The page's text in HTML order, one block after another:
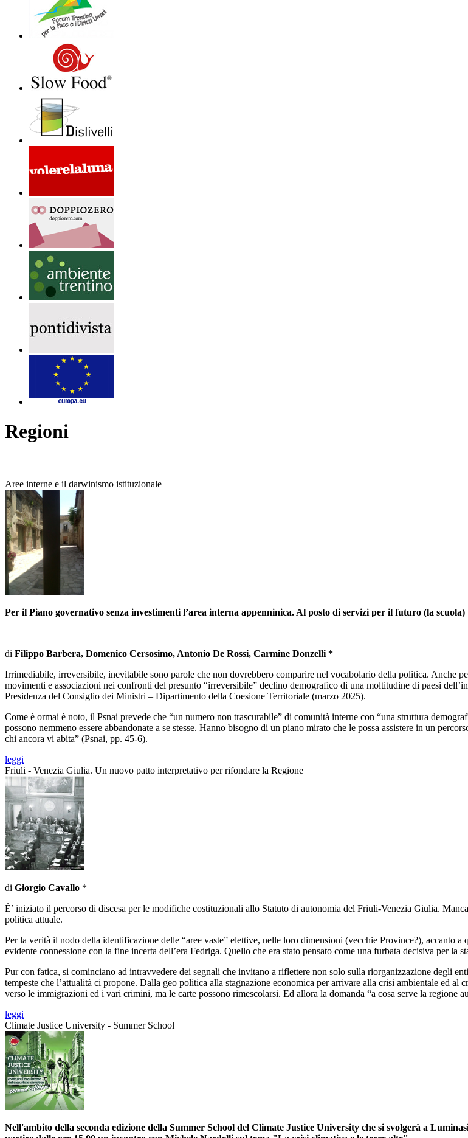
Regioni
Aree interne e il darwinismo istituzionale
Per il Piano governativo senza investimenti l’area interna appenninica. Al posto di servizi per il futuro (la
di Filippo Barbera, Domenico Cersosimo, Antonio De Rossi, Carmine Donzelli *
Irrimediabile, irreversibile, inevitabile sono parole che non dovrebbero comparire nel vocabolario della politica. Anche
movimenti e associazioni nei confronti del presunto “irreversibile” declino demografico di una moltitudine di paesi
Presidenza del Consiglio dei Ministri – Dipartimento della Coesione Territoriale (marzo 2025).
Come è ormai è noto, il Psnai prevede che “un numero non trascurabile” di comunità interne con “una struttura
possono nemmeno essere abbandonate a se stesse. Hanno bisogno di un piano mirato che le possa assistere in un
chi ancora vi abita” (Psnai, pp. 45-6).
leggi
Friuli - Venezia Giulia. Un nuovo patto interpretativo per rifondare la Regione
di Giorgio Cavallo *
È’ iniziato il percorso di discesa per le modifiche costituzionali allo Statuto di autonomia del Friuli-Venezia Giulia.
politica attuale.
Per la verità il nodo della identificazione delle “aree vaste” elettive, nelle loro dimensioni (vecchie Province?), accanto
evidente connessione con la fine incerta dell’era Fedriga. Quello che era stato pensato come una furbata decisiva per
Pur con fatica, si cominciano ad intravvedere dei segnali che invitano a riflettere non solo sulla riorganizzazione degli
tempeste che l’attualità ci propone. Dalla geo politica alla stagnazione economica per arrivare alla crisi ambientale ed
verso le immigrazioni ed i vari crimini, ma le carte possono rimescolarsi. Ed allora la domanda “a cosa serve la regione
leggi
Climate Justice University - Summer School
Nell'ambito della seconda edizione della Summer School del Climate Justice University che si svolgerà a